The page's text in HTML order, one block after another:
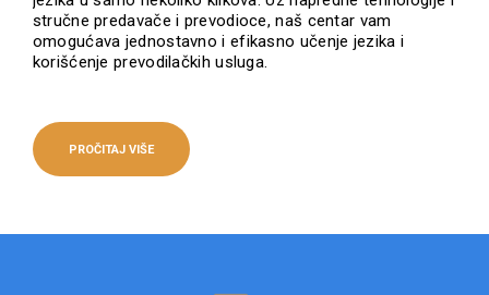
stručne predavače i prevodioce, naš centar vam
omogućava jednostavno i efikasno učenje jezika i
korišćenje prevodilačkih usluga.
PROČITAJ VIŠE